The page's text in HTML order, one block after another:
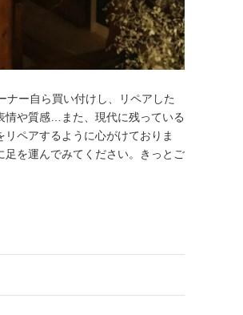
ー自ら買い付けし、リペアした
情や質感…また、現代に残っている
ペアするように心がけておりま
を運んでみてください。きっとご